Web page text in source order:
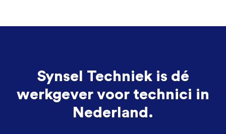
Synsel Techniek is dé
werkgever voor technici in
Nederland.